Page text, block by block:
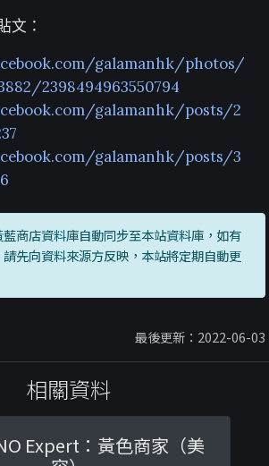
文：
galamanhk/photos/
2398494963550794
galamanhk/posts/2
galamanhk/posts/3
商店資料庫自動同步至本站資料庫，如有
先向資料來源方反映，本站將定期自動更
最後更新：2022-06-03
相關資料
Expert：黃色商家（美